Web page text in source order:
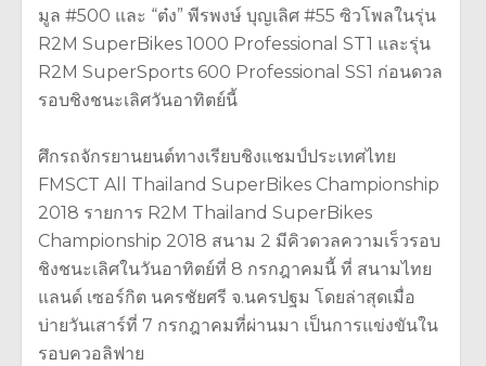
มูล #500 และ “ต๋ง” พีรพงษ์ บุญเลิศ #55 ซิวโพลในรุ่น
R2M SuperBikes 1000 Professional ST1 และรุ่น
R2M SuperSports 600 Professional SS1 ก่อนดวล
รอบชิงชนะเลิศวันอาทิตย์นี้
ศึกรถจักรยานยนต์ทางเรียบชิงแชมป์ประเทศไทย
FMSCT All Thailand SuperBikes Championship
2018 รายการ R2M Thailand SuperBikes
Championship 2018 สนาม 2 มีคิวดวลความเร็วรอบ
ชิงชนะเลิศในวันอาทิตย์ที่ 8 กรกฎาคมนี้ ที่ สนามไทย
แลนด์ เซอร์กิต นครชัยศรี จ.นครปฐม โดยล่าสุดเมื่อ
บ่ายวันเสาร์ที่ 7 กรกฎาคมที่ผ่านมา เป็นการแข่งขันใน
รอบควอลิฟาย